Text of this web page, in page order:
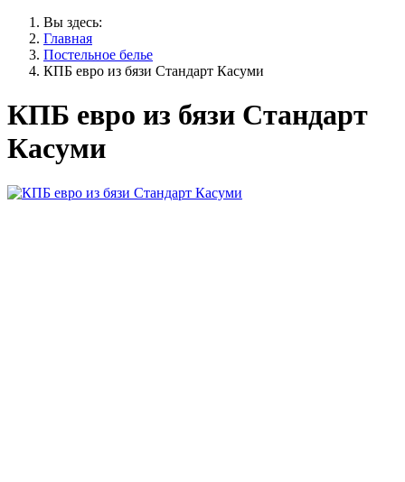
Вы здесь:
Главная
Постельное белье
КПБ евро из бязи Cтандарт Касуми
КПБ евро из бязи Cтандарт
Касуми